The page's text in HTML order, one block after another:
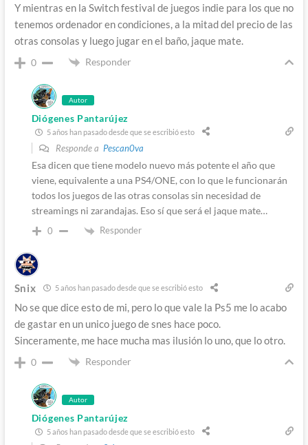
Y mientras en la Switch festival de juegos indie para los que no
tenemos ordenador en condiciones, a la mitad del precio de las
otras consolas y luego jugar en el baño, jaque mate.
0 Responder
Autor
Diógenes Pantarújez
5 años han pasado desde que se escribió esto
Responde a Pescan0va
Esa dicen que tiene modelo nuevo más potente el año que
viene, equivalente a una PS4/ONE, con lo que le funcionarán
todos los juegos de las otras consolas sin necesidad de
streamings ni zarandajas. Eso sí que será el jaque mate…
0 Responder
Snix 5 años han pasado desde que se escribió esto
No se que dice esto de mi, pero lo que vale la Ps5 me lo acabo
de gastar en un unico juego de snes hace poco.
Sinceramente, me hace mucha mas ilusión lo uno, que lo otro.
0 Responder
Autor
Diógenes Pantarújez
5 años han pasado desde que se escribió esto